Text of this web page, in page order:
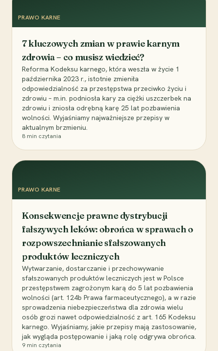
PRAWO KARNE
7 kluczowych zmian w prawie karnym
zdrowia – co musisz wiedzieć?
Reforma Kodeksu karnego, która weszła w życie 1
października 2023 r., istotnie zmieniła
odpowiedzialność za przestępstwa przeciwko życiu i
zdrowiu – m.in. podniosła kary za ciężki uszczerbek na
zdrowiu i zniosła odrębną karę 25 lat pozbawienia
wolności. Wyjaśniamy najważniejsze przepisy w
aktualnym brzmieniu.
8 min czytania
PRAWO KARNE
Konsekwencje prawne dystrybucji
fałszywych leków: obrońca w sprawach o
rozpowszechnianie sfałszowanych
produktów leczniczych
Wytwarzanie, dostarczanie i przechowywanie
sfałszowanych produktów leczniczych jest w Polsce
przestępstwem zagrożonym karą do 5 lat pozbawienia
wolności (art. 124b Prawa farmaceutycznego), a w razie
sprowadzenia niebezpieczeństwa dla zdrowia wielu
osób grozi nawet odpowiedzialność z art. 165 Kodeksu
karnego. Wyjaśniamy, jakie przepisy mają zastosowanie,
jak wygląda postępowanie i jaką rolę odgrywa obrońca.
9 min czytania